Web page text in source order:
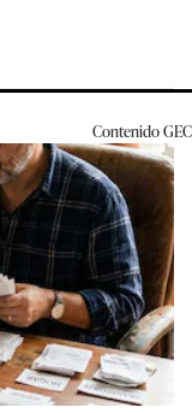
ContenidoGEC